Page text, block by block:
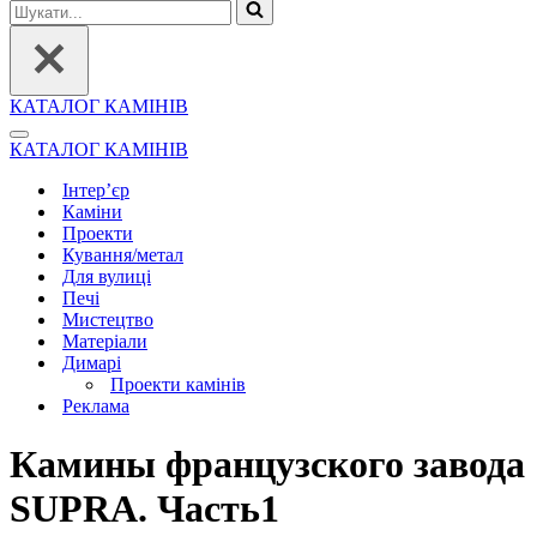
Шукати...
КАТАЛОГ КАМІНІВ
Меню
навігації
КАТАЛОГ КАМІНІВ
Інтер’єр
Каміни
Проекти
Кування/метал
Для вулиці
Печі
Мистецтво
Матеріали
Димарі
Проекти камінів
Реклама
Камины французского завода
SUPRA. Часть1